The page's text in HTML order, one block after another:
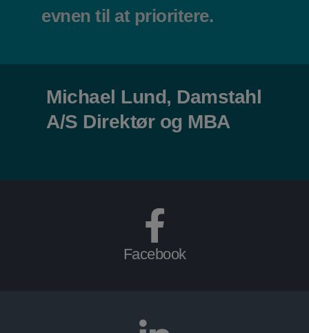
evnen til at prioritere.
Michael Lund, Damstahl
A/S Direktør og MBA
Facebook